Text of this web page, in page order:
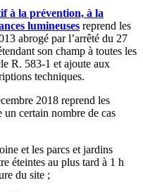
à la prévention, à la
lumineuses reprend les
abrogé par l’arrêté du 27
son champ à toutes les
R. 583-1 et ajoute aux
techniques.
2018 reprend les
un certain nombre de cas
et les parcs et jardins
éteintes au plus tard à 1 h
du site ;